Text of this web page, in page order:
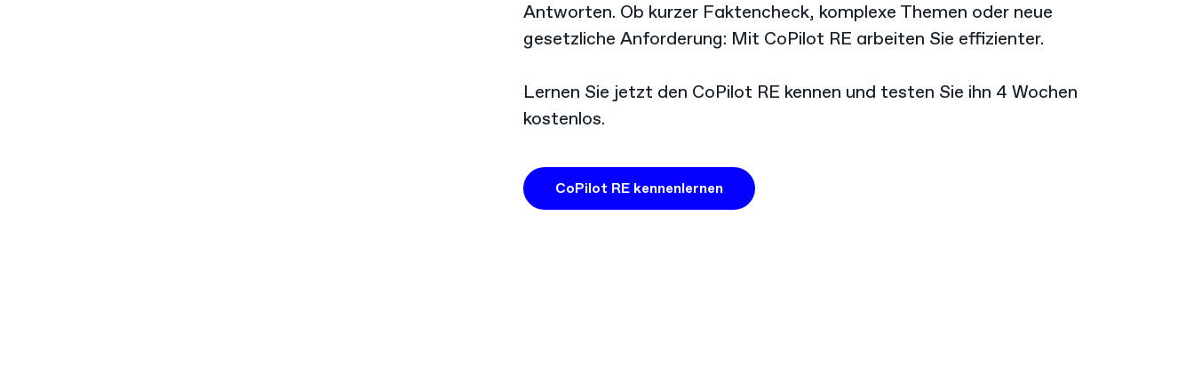
Antworten. Ob kurzer Faktencheck, komplexe Themen oder neue
gesetzliche Anforderung: Mit CoPilot RE arbeiten Sie effizienter.
Lernen Sie jetzt den CoPilot RE kennen und testen Sie ihn 4 Wochen
kostenlos.
CoPilot RE kennenlernen